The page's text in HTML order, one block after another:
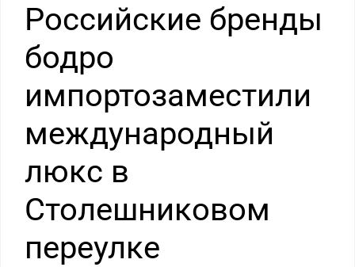
Российские бренды
бодро
импортозаместили
международный
люкс в
Столешниковом
переулке